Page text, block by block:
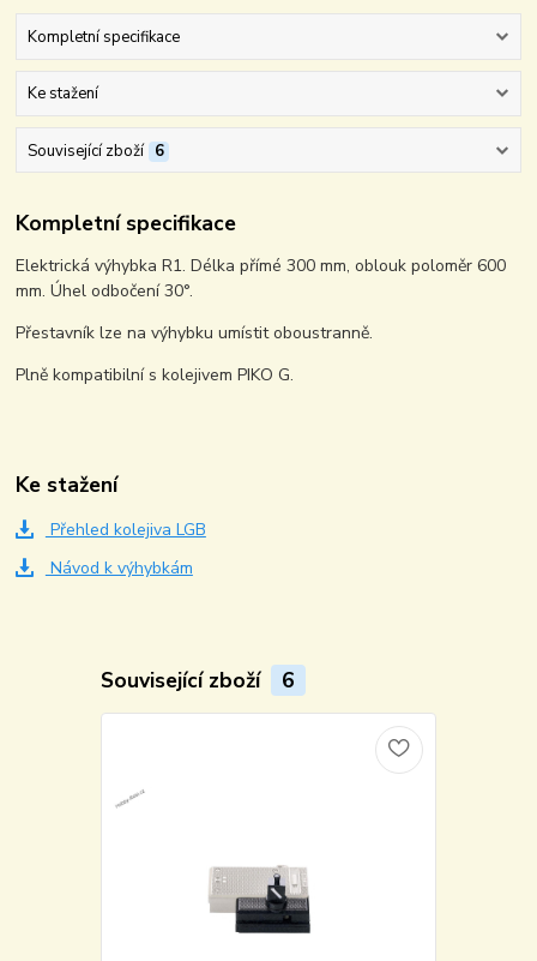
Kompletní specifikace
Ke stažení
Související zboží 6
Kompletní specifikace
Elektrická výhybka R1. Délka přímé 300 mm, oblouk poloměr 600
mm. Úhel odbočení 30°.
Přestavník lze na výhybku umístit oboustranně.
Plně kompatibilní s kolejivem PIKO G.
Ke stažení
Přehled kolejiva LGB
Návod k výhybkám
Související zboží 6